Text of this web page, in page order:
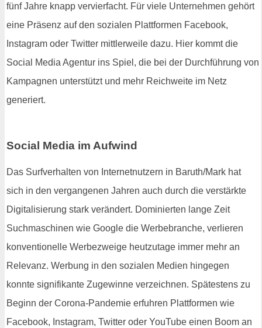
fünf Jahre knapp vervierfacht. Für viele Unternehmen gehört
eine Präsenz auf den sozialen Plattformen Facebook,
Instagram oder Twitter mittlerweile dazu. Hier kommt die
Social Media Agentur ins Spiel, die bei der Durchführung von
Kampagnen unterstützt und mehr Reichweite im Netz
generiert.
Social Media im Aufwind
Das Surfverhalten von Internetnutzern in Baruth/Mark hat
sich in den vergangenen Jahren auch durch die verstärkte
Digitalisierung stark verändert. Dominierten lange Zeit
Suchmaschinen wie Google die Werbebranche, verlieren
konventionelle Werbezweige heutzutage immer mehr an
Relevanz. Werbung in den sozialen Medien hingegen
konnte signifikante Zugewinne verzeichnen. Spätestens zu
Beginn der Corona-Pandemie erfuhren Plattformen wie
Facebook, Instagram, Twitter oder YouTube einen Boom an